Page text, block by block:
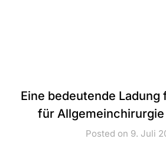
Eine bedeutende
für
Posted on 9. Juli